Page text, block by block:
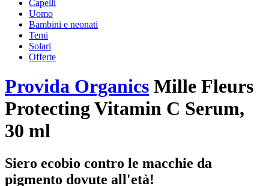
Capelli
Uomo
Bambini e neonati
Temi
Solari
Offerte
Provida Organics Mille Fleurs
Protecting Vitamin C Serum,
30 ml
Siero ecobio contro le macchie da
pigmento dovute all'età!